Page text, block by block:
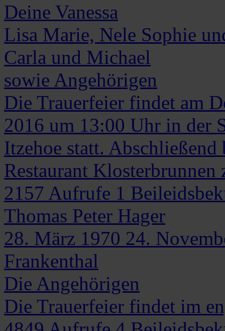
Deine Vanessa
Lisa Marie, Nele Sophie
Carla und Michael
sowie Angehörigen
Die Trauerfeier findet am
2016 um 13:00 Uhr in der
Itzehoe statt.
Restaurant
2157 Aufrufe 1
Thomas Peter Hager
28. März 1970 24.
Frankenthal
Die Angehörigen
Die Trauerfeier findet im